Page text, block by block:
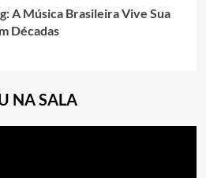
A Música Brasileira Vive Sua
Décadas
NA SALA